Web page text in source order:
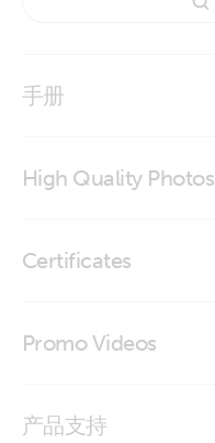
手册
High Quality Photos
Certificates
Promo Videos
产品支持